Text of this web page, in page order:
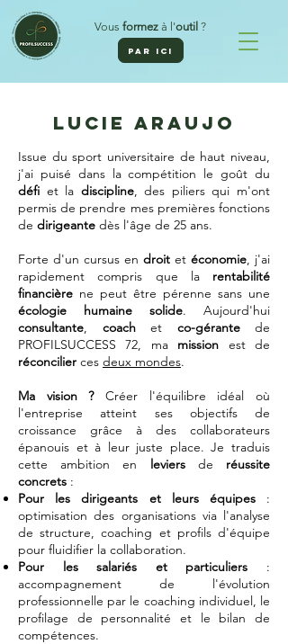
Vous formezà l'outil ?
PAR ICI
LUCIE ARAUJO
Issue du sport universitaire de haut niveau,
j'ai puisé dans la compétition le goût du
défi et la discipline, des piliers qui m'ont
permis de prendre mes premières fonctions
de dirigeante dès l'âge de 25 ans.
Forte d'un cursus en droit et économie, j'ai
rapidement compris que la rentabilité
financière ne peut être pérenne sans une
écologie humaine solide. Aujourd'hui
consultante, coachet co-gérantede
PROFILSUCCESS 72, ma mission est de
réconcilier ces deux mondes.
Ma vision ?Créer l'équilibre idéal où
l'entreprise atteint ses objectifs de
croissance grâce à des collaborateurs
épanouis et à leur juste place. Je traduis
cette ambition en leviersde réussite
concrets :
Pour les dirigeants et leurs équipes:
optimisation des organisations via l'analyse
de structure, coaching et profils d'équipe
pour fluidifier la collaboration.
Pour les salariés et particuliers :
accompagnement de l'évolution
professionnelle par le coaching individuel, le
profilage de personnalité et le bilan de
compétences.